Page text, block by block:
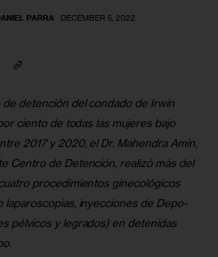
PARRA DECEMBER 5, 2022
de detención del condado de Irwin
ciento de todas las mujeres bajo
2017 y 2020, el Dr. Mahendra Amin,
Centro de Detención, realizó más del
procedimientos ginecológicos
laparoscopias, inyecciones de Depo-
pélvicos y legrados) en detenidas